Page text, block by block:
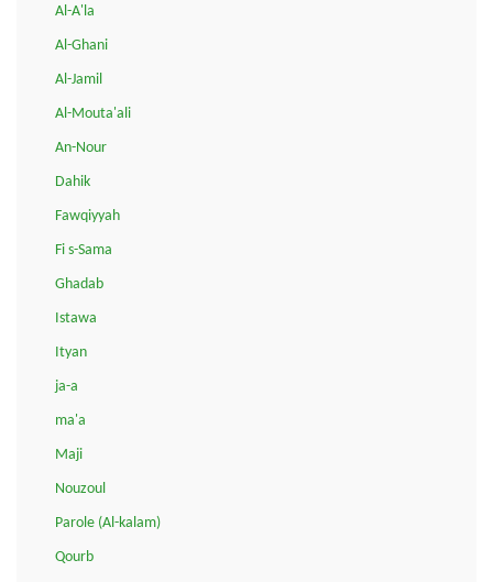
Al-A'la
Al-Ghani
Al-Jamil
Al-Mouta'ali
An-Nour
Dahik
Fawqiyyah
Fi s-Sama
Ghadab
Istawa
Ityan
ja-a
ma'a
Maji
Nouzoul
Parole (Al-kalam)
Qourb